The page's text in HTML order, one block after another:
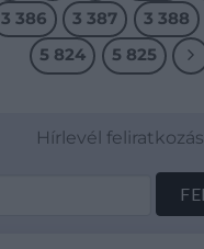
3 386 3 387 3 388
5 824
5 825
Hírlevél feliratkozás